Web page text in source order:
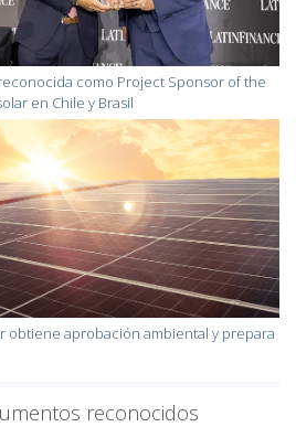
como Project Sponsor of the
en Chile y Brasil
obtiene aprobación ambiental y prepara
reconocidos